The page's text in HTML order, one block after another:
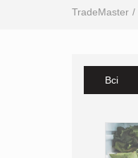
TradeMaster
Всі